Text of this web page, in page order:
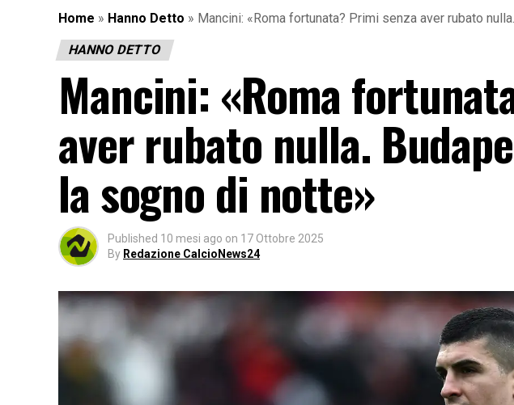
Home » Hanno Detto » Mancini: «Roma fortunata? Primi senza aver rubato
HANNO DETTO
Mancini: «Roma
aver rubato nulla.
la sogno di notte»
Published 10 mesi ago on 17 Ottobre 2025
By Redazione CalcioNews24